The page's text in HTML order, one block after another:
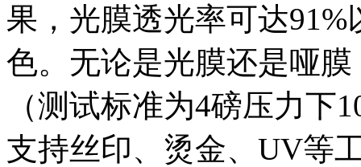
果，光膜透光率可达
色。无论是光膜还是哑
（测试标准为4磅压力下
支持丝印、烫金、UV等